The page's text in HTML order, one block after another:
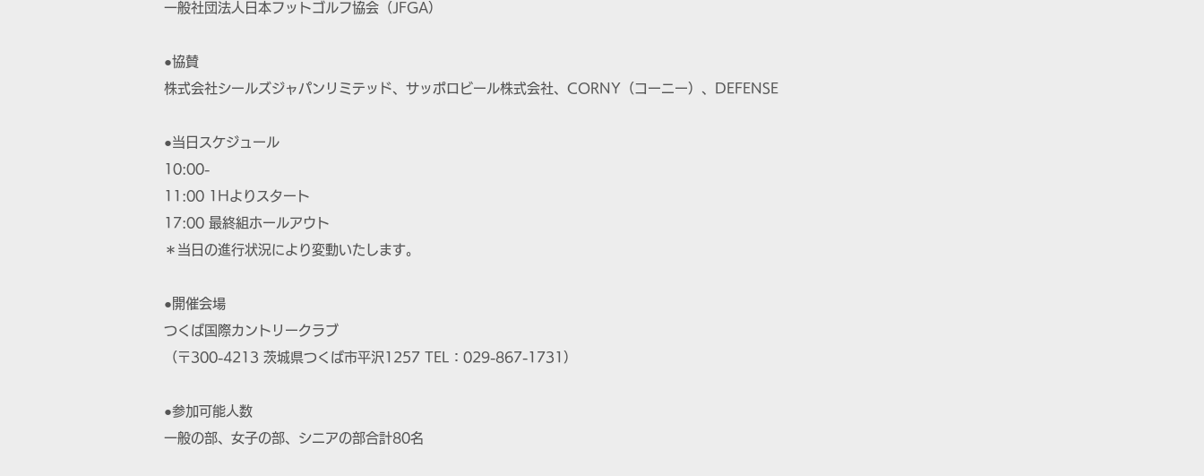
一般社団法人日本フットゴルフ協会（JFGA）
●協賛
株式会社シールズジャパンリミテッド、サッポロビール株式会社、CORNY（コーニー）、DEFENSE
●当日スケジュール
10:00-
11:00 1Hよりスタート
17:00 最終組ホールアウト
＊当日の進行状況により変動いたします。
●開催会場
つくば国際カントリークラブ
（〒300-4213 茨城県つくば市平沢1257 TEL：029-867-1731）
●参加可能人数
一般の部、女子の部、シニアの部合計80名